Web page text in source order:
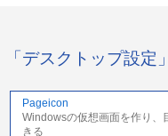
「デスクトップ設
Pageicon
Windowsの仮想画面を作り、
きる